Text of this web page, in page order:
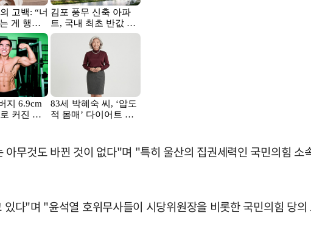
무것도 바뀐 것이 없다"며 "특히 울산의 집권세력인 국민의힘 소
다"며 "윤석열 호위무사들이 시당위원장을 비롯한 국민의힘 당